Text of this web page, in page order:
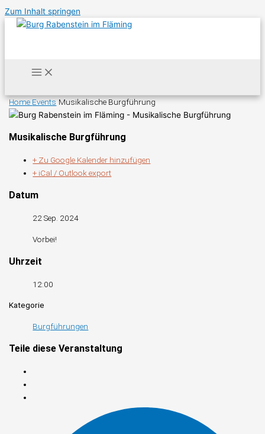
Zum Inhalt springen
HomeEvents Musikalische Burgführung
Musikalische Burgführung
+ Zu Google Kalender hinzufügen
+ iCal / Outlook export
Datum
22 Sep. 2024
Vorbei!
Uhrzeit
12:00
Kategorie
Burgführungen
Teile diese Veranstaltung